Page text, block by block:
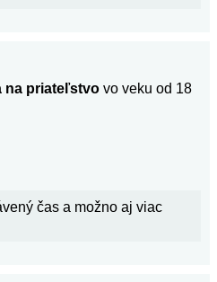
na priateľstvo vo veku od 18
čas a možno aj viac